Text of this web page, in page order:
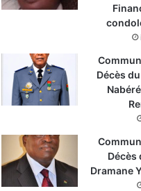
Décès
Décès
Dramane